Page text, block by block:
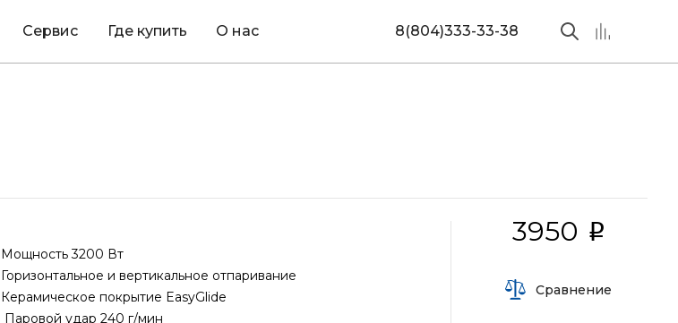
Сервис Где купить О нас 8(804)333-33-38
3950 i
Сравнение
Мощность 3200 Вт
Горизонтальное и вертикальное отпаривание
Керамическое покрытие EasyGlide
Паровой удар 240 г/мин